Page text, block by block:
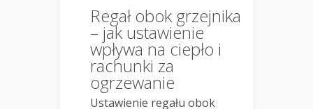
Regał obok grzejnika
– jak ustawienie
wpływa na ciepło i
rachunki za
ogrzewanie
Ustawienie regału obok